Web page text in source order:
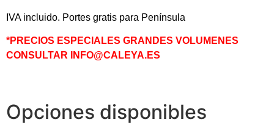
IVA incluido. Portes gratis para Península
*PRECIOS ESPECIALES GRANDES VOLUMENES
CONSULTAR INFO@CALEYA.ES
Opciones disponibles